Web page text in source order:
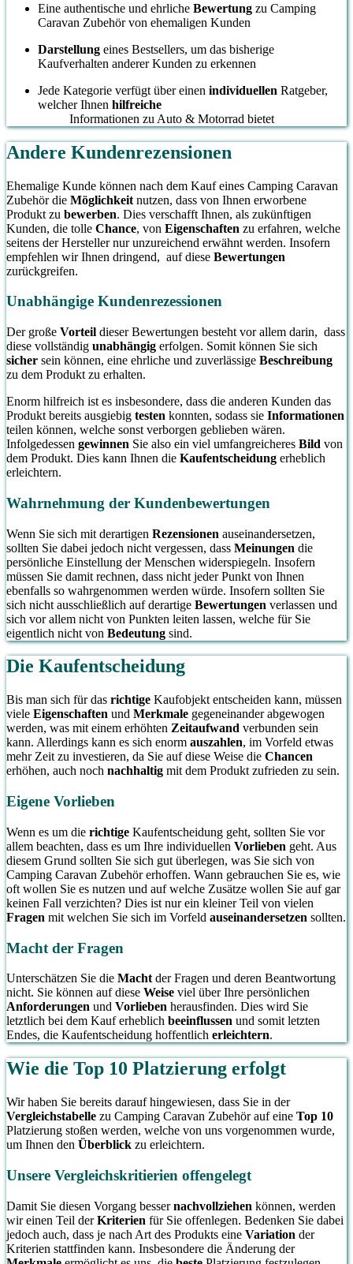
Eine authentische und ehrliche Bewertung zu Camping
Caravan Zubehör von ehemaligen Kunden
Darstellung eines Bestsellers, um das bisherige
Kaufverhalten anderer Kunden zu erkennen
Jede Kategorie verfügt über einen individuellen Ratgeber,
welcher Ihnen hilfreiche
Informationen zu Auto & Motorrad bietet
Andere Kundenrezensionen
Ehemalige Kunde können nach dem Kauf eines Camping Caravan
Zubehör die Möglichkeit nutzen, dass von Ihnen erworbene
Produkt zu bewerben. Dies verschafft Ihnen, als zukünftigen
Kunden, die tolle Chance, von Eigenschaften zu erfahren, welche
seitens der Hersteller nur unzureichend erwähnt werden. Insofern
empfehlen wir Ihnen dringend, auf diese Bewertungen
zurückgreifen.
Unabhängige Kundenrezessionen
Der große Vorteil dieser Bewertungen besteht vor allem darin, dass
diese vollständig unabhängig erfolgen. Somit können Sie sich
sicher sein können, eine ehrliche und zuverlässige Beschreibung
zu dem Produkt zu erhalten.
Enorm hilfreich ist es insbesondere, dass die anderen Kunden das
Produkt bereits ausgiebig testen konnten, sodass sie Informationen
teilen können, welche sonst verborgen geblieben wären.
Infolgedessen gewinnen Sie also ein viel umfangreicheres Bild von
dem Produkt. Dies kann Ihnen die Kaufentscheidung erheblich
erleichtern.
Wahrnehmung der Kundenbewertungen
Wenn Sie sich mit derartigen Rezensionen auseinandersetzen,
sollten Sie dabei jedoch nicht vergessen, dass Meinungen die
persönliche Einstellung der Menschen widerspiegeln. Insofern
müssen Sie damit rechnen, dass nicht jeder Punkt von Ihnen
ebenfalls so wahrgenommen werden würde. Insofern sollten Sie
sich nicht ausschließlich auf derartige Bewertungen verlassen und
sich vor allem nicht von Punkten leiten lassen, welche für Sie
eigentlich nicht von Bedeutung sind.
Die Kaufentscheidung
Bis man sich für das richtige Kaufobjekt entscheiden kann, müssen
viele Eigenschaften und Merkmale gegeneinander abgewogen
werden, was mit einem erhöhten Zeitaufwand verbunden sein
kann. Allerdings kann es sich enorm auszahlen, im Vorfeld etwas
mehr Zeit zu investieren, da Sie auf diese Weise die Chancen
erhöhen, auch noch nachhaltig mit dem Produkt zufrieden zu sein.
Eigene Vorlieben
Wenn es um die richtige Kaufentscheidung geht, sollten Sie vor
allem beachten, dass es um Ihre individuellen Vorlieben geht. Aus
diesem Grund sollten Sie sich gut überlegen, was Sie sich von
Camping Caravan Zubehör erhoffen. Wann gebrauchen Sie es, wie
oft wollen Sie es nutzen und auf welche Zusätze wollen Sie auf gar
keinen Fall verzichten? Dies ist nur ein kleiner Teil von vielen
Fragen mit welchen Sie sich im Vorfeld auseinandersetzen sollten.
Macht der Fragen
Unterschätzen Sie die Macht der Fragen und deren Beantwortung
nicht. Sie können auf diese Weise viel über Ihre persönlichen
Anforderungen und Vorlieben herausfinden. Dies wird Sie
letztlich bei dem Kauf erheblich beeinflussen und somit letzten
Endes, die Kaufentscheidung hoffentlich erleichtern.
Wie die Top 10 Platzierung erfolgt
Wir haben Sie bereits darauf hingewiesen, dass Sie in der
Vergleichstabelle zu Camping Caravan Zubehör auf eine Top 10
Platzierung stoßen werden, welche von uns vorgenommen wurde,
um Ihnen den Überblick zu erleichtern.
Unsere Vergleichskritierien offengelegt
Damit Sie diesen Vorgang bessernachvollziehen können, werden
wir einen Teil derKriterien für Sie offenlegen. Bedenken Sie dabei
jedoch auch, dass je nach Art des Produkts eine Variation der
Kriterien stattfinden kann. Insbesondere die Änderung der